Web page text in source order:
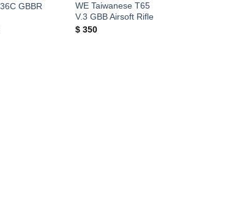
GBBR
WE Taiwanese T65
V.3 GBB Airsoft Rifle
$350